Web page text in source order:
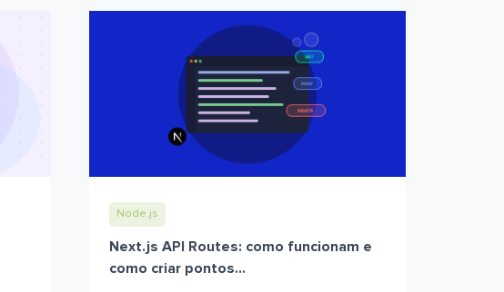
Node.js
Next.js API Routes: como funcionam e
como criar pontos...